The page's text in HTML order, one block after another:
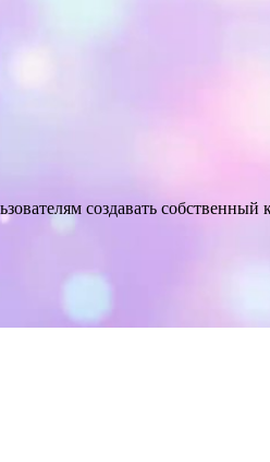
создавать